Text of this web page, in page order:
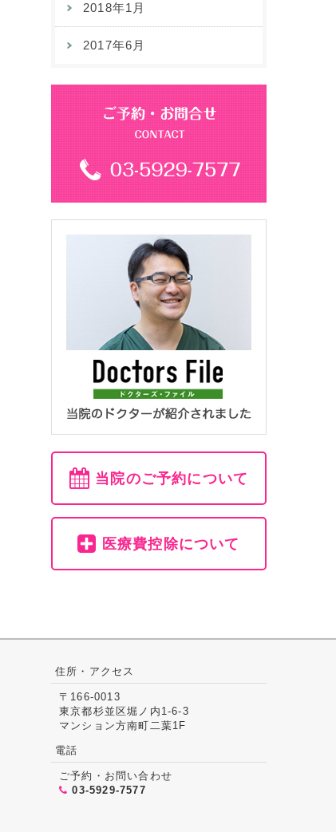
2018年1月
2017年6月
当院のご予約について
医療費控除について
住所・アクセス
〒166-0013
東京都杉並区堀ノ内1-6-3
マンション方南町二葉1F
電話
ご予約・お問い合わせ
03-5929-7577